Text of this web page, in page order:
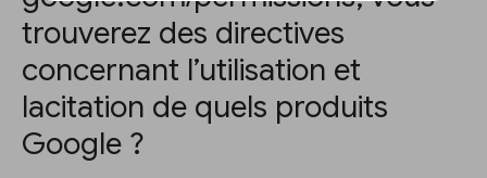
trouverez des directives
concernant l’utilisation et
lacitation de quels produits
Google ?